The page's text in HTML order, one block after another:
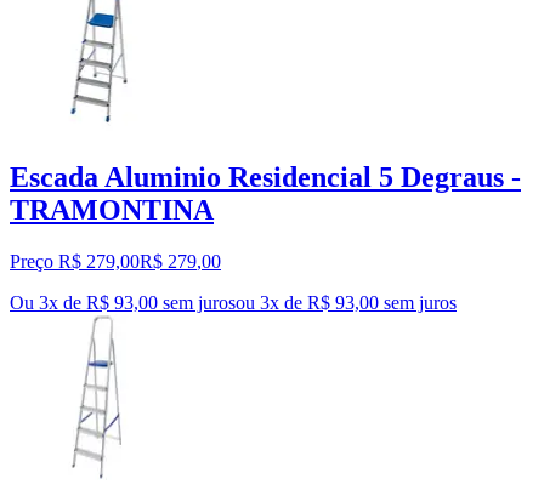
Escada Aluminio Residencial 5 Degraus -
TRAMONTINA
Preço R$ 279,00R$ 279,00
Ou 3x de R$ 93,00 sem jurosou 3x de R$ 93,00 sem juros